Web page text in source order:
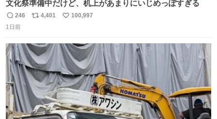
文化祭準備中だけど、机上があまりにいじめっぽすぎる
返
信
246
リ
ト
数
4,401
い
数
100,997
1日前